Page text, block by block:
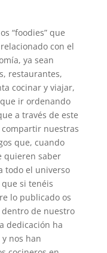
“foodies” que
con el
ya sean
restaurantes,
cocinar y viajar,
ir ordenando
a través de este
nuestras
que, cuando
quieren saber
todo el universo
si tenéis
lo publicado os
de nuestro
dedicación ha
nos han